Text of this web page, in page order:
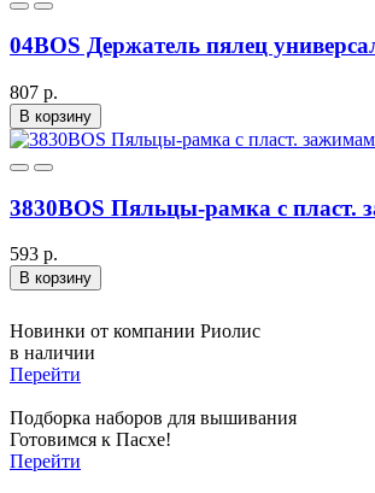
04BOS Держатель пялец
807 р.
В корзину
3830BOS Пяльцы-рамка с пласт.
593 р.
В корзину
Новинки от компании Риолис
в наличии
Перейти
Подборка наборов для вышивания
Готовимся к Пасхе!
Перейти